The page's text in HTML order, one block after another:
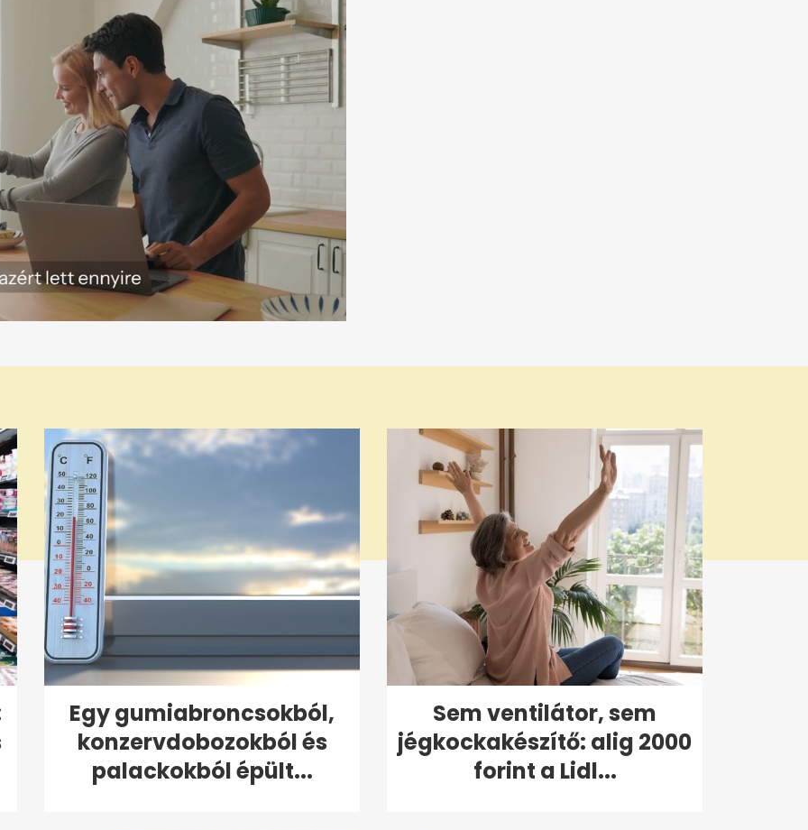
Egy gumiabroncsokból,
konzervdobozokból és
palackokból épült...
Sem ventilátor, sem
jégkockakészítő: alig 2000
forint a Lidl...